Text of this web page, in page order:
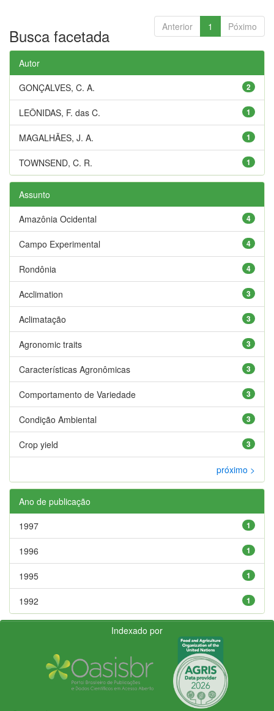
Anterior 1 Póximo
Busca facetada
Autor
2
GONÇALVES, C. A.
1
LEÔNIDAS, F. das C.
1
MAGALHÃES, J. A.
1
TOWNSEND, C. R.
Assunto
4
Amazônia Ocidental
4
Campo Experimental
4
Rondônia
3
Acclimation
3
Aclimatação
3
Agronomic traits
3
Características Agronômicas
3
Comportamento de Variedade
3
Condição Ambiental
3
Crop yield
próximo >
Ano de publicação
1
1997
1
1996
1
1995
1
1992
Indexado por